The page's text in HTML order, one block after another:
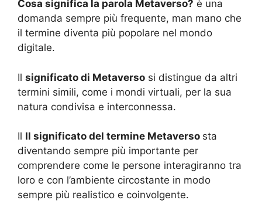
Cosa significa la parola Metaverso? è una
domanda sempre più frequente, man mano che
il termine diventa più popolare nel mondo
digitale.
Il significato di Metaverso si distingue da altri
termini simili, come i mondi virtuali, per la sua
natura condivisa e interconnessa.
Il Il significato del termine Metaverso sta
diventando sempre più importante per
comprendere come le persone interagiranno tra
loro e con l’ambiente circostante in modo
sempre più realistico e coinvolgente.